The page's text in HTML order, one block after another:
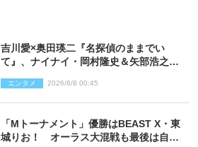
吉川愛×奥田瑛二『名探偵のままでい
て』、ナイナイ・岡村隆史＆矢部浩之の
エンタメ 2026/8/8 00:45
「Mトーナメント」優勝はBEAST X・東
城りお！ オーラス大混戦も最後は自ら